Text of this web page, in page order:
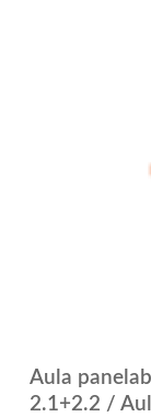
Aula
2.1+2.2 /